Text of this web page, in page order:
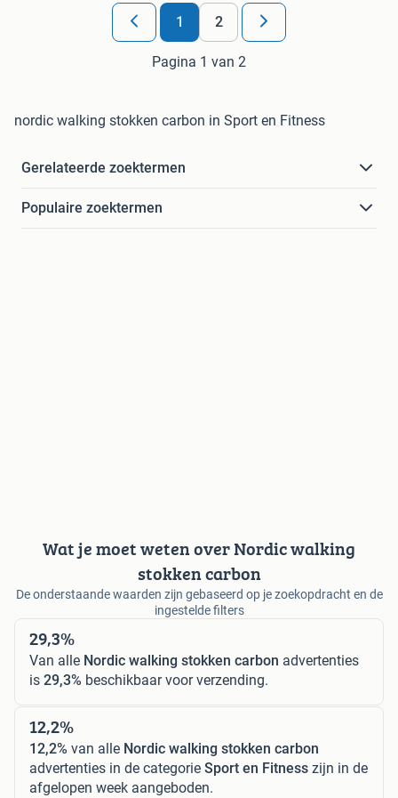
1 2
Pagina 1 van 2
nordic walking stokken carbon in Sport en Fitness
Gerelateerde zoektermen
Populaire zoektermen
Wat je moet weten over Nordic walking
stokken carbon
De onderstaande waarden zijn gebaseerd op je zoekopdracht en de
ingestelde filters
29,3%
Van alle Nordic walking stokken carbon advertenties
is 29,3% beschikbaar voor verzending.
12,2%
12,2% van alle Nordic walking stokken carbon
advertenties in de categorie Sport en Fitness zijn in de
afgelopen week aangeboden.